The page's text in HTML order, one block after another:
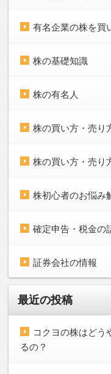
有名企業の株を買
株の基礎知識
株の有名人
株の買い方・売り
株の買い方・売り
株初心者のお悩み
確定申告・税金の
証券会社の情報
最近の投稿
コクヨの株はどう
るの？